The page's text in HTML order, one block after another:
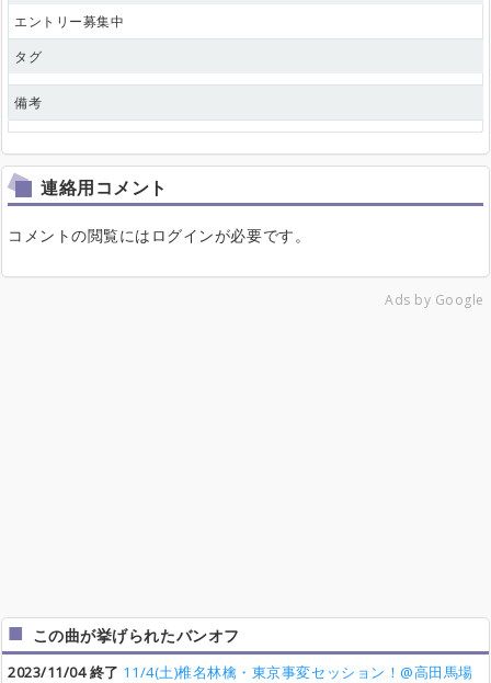
エントリー募集中
タグ
備考
連絡用コメント
コメントの閲覧にはログインが必要です。
Ads by Google
この曲が挙げられたバンオフ
2023/11/04 終了 11/4(土)椎名林檎・東京事変セッション！@高田馬場